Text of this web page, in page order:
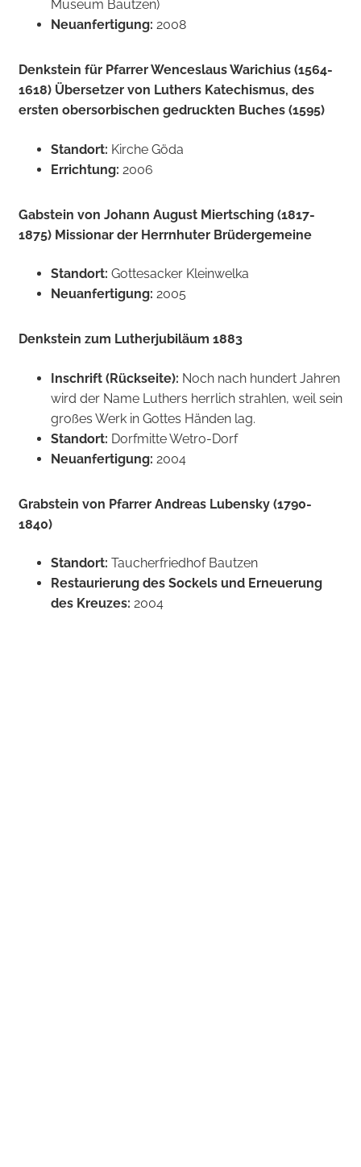
Museum Bautzen)
Neuanfertigung: 2008
Denkstein für Pfarrer Wenceslaus Warichius (1564-
1618) Übersetzer von Luthers Katechismus, des
ersten obersorbischen gedruckten Buches (1595)
Standort: Kirche Göda
Errichtung: 2006
Gabstein von Johann August Miertsching (1817-
1875) Missionar der Herrnhuter Brüdergemeine
Standort: Gottesacker Kleinwelka
Neuanfertigung: 2005
Denkstein zum Lutherjubiläum 1883
Inschrift (Rückseite): Noch nach hundert Jahren
wird der Name Luthers herrlich strahlen, weil sein
großes Werk in Gottes Händen lag.
Standort: Dorfmitte Wetro-Dorf
Neuanfertigung: 2004
Grabstein von Pfarrer Andreas Lubensky (1790-
1840)
Standort: Taucherfriedhof Bautzen
Restaurierung des Sockels und Erneuerung
des Kreuzes: 2004